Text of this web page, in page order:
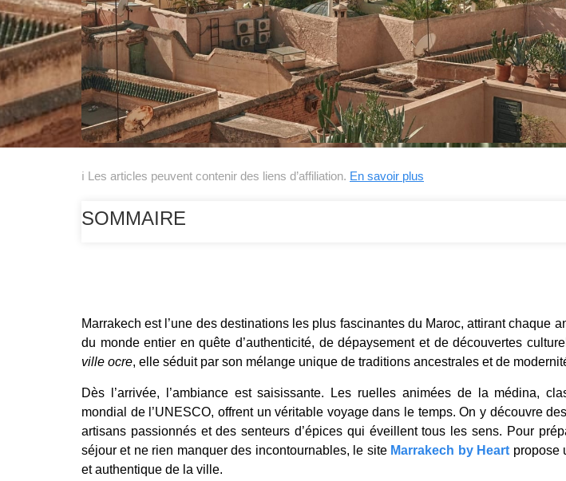
ℹ Les articles peuvent contenir des liens d’affiliation. En savoir plus
SOMMAIRE
Marrakech est l’une des destinations les plus fascinantes du Maroc, attirant chaque
du monde entier en quête d’authenticité, de dépaysement et de découvertes
ville ocre, elle séduit par son mélange unique de traditions ancestrales et de
Dès l’arrivée, l’ambiance est saisissante. Les ruelles animées de la médina,
mondial de l’UNESCO, offrent un véritable voyage dans le temps. On y découvre
artisans passionnés et des senteurs d’épices qui éveillent tous les sens. Pour
séjour et ne rien manquer des incontournables, le site Marrakech by Heart propose
et authentique de la ville.